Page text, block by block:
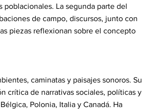
La segunda parte del
de campo, discursos, junto con
piezas reflexionan sobre el concepto
caminatas y paisajes sonoros. Su
crítica de narrativas sociales, políticas y
Polonia, Italia y Canadá. Ha